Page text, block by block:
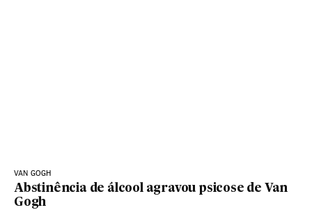
VAN GOGH
Abstinência de álcool agravou psicose de Van
Gogh